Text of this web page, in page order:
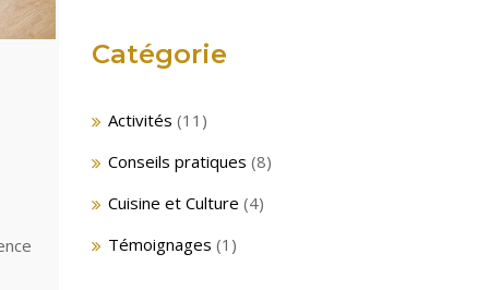
Catégorie
Activités (11)
Conseils pratiques (8)
Cuisine et Culture (4)
Témoignages (1)